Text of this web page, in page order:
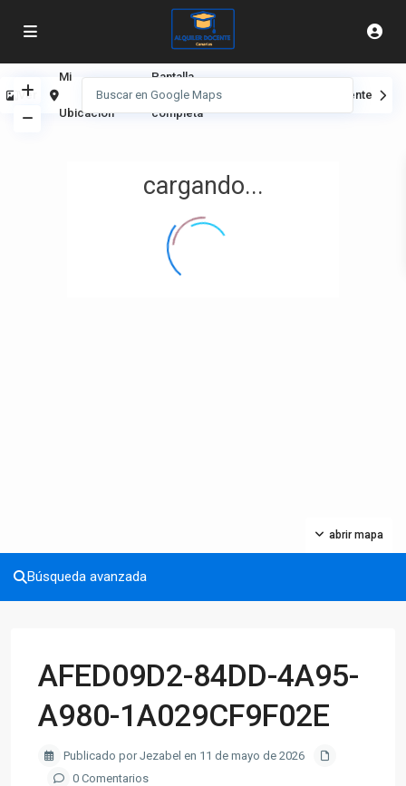
cargando...
abrir mapa
Ver
Mi
Ubicación
Pantalla
completa
Siguiente
Búsqueda avanzada
AFED09D2-84DD-4A95-
A980-1A029CF9F02E
Publicado por Jezabel en 11 de mayo de 2026
0 Comentarios